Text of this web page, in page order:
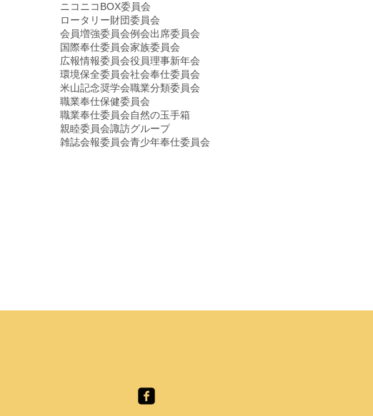
ニコニコBOX委員会
ロータリー財団委員会
会員増強委員会例会出席委員会
国際奉仕委員会家族委員会
広報情報委員会役員理事新年会
環境保全委員会社会奉仕委員会
米山記念奨学会職業分類委員会
職業奉仕保健委員会
職業奉仕委員会自然の玉手箱
親睦委員会諏訪グループ
雑誌会報委員会青少年奉仕委員会